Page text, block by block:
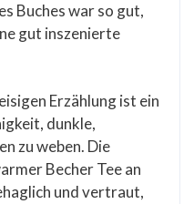
Buches war so gut,
gut inszenierte
Erzählung ist ein
dunkle,
zu weben. Die
Becher Tee an
und vertraut,